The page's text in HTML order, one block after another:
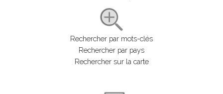
Rechercher par mots-clés
Rechercher par pays
Rechercher sur la carte